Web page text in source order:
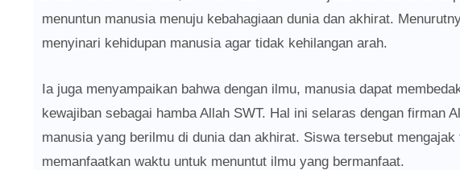
menuntun manusia menuju kebahagiaan dunia dan akhirat.
menyinari kehidupan manusia agar tidak kehilangan arah.
Ia juga menyampaikan bahwa dengan ilmu, manusia dapat
kewajiban sebagai hamba Allah SWT. Hal ini selaras dengan firman
manusia yang berilmu di dunia dan akhirat. Siswa tersebut
memanfaatkan waktu untuk menuntut ilmu yang bermanfaat.